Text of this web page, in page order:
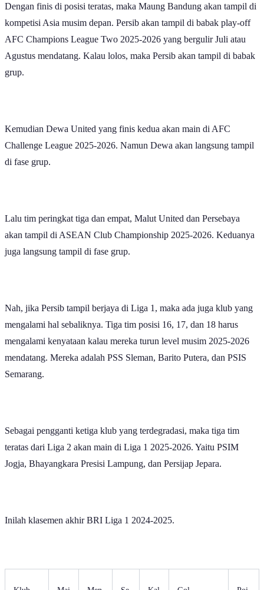
Dengan finis di posisi teratas, maka Maung Bandung akan tampil di
kompetisi Asia musim depan. Persib akan tampil di babak play-off
AFC Champions League Two 2025-2026 yang bergulir Juli atau
Agustus mendatang. Kalau lolos, maka Persib akan tampil di babak
grup.
Kemudian Dewa United yang finis kedua akan main di AFC
Challenge League 2025-2026. Namun Dewa akan langsung tampil
di fase grup.
Lalu tim peringkat tiga dan empat, Malut United dan Persebaya
akan tampil di ASEAN Club Championship 2025-2026. Keduanya
juga langsung tampil di fase grup.
Nah, jika Persib tampil berjaya di Liga 1, maka ada juga klub yang
mengalami hal sebaliknya. Tiga tim posisi 16, 17, dan 18 harus
mengalami kenyataan kalau mereka turun level musim 2025-2026
mendatang. Mereka adalah PSS Sleman, Barito Putera, dan PSIS
Semarang.
Sebagai pengganti ketiga klub yang terdegradasi, maka tiga tim
teratas dari Liga 2 akan main di Liga 1 2025-2026. Yaitu PSIM
Jogja, Bhayangkara Presisi Lampung, dan Persijap Jepara.
Inilah klasemen akhir BRI Liga 1 2024-2025.